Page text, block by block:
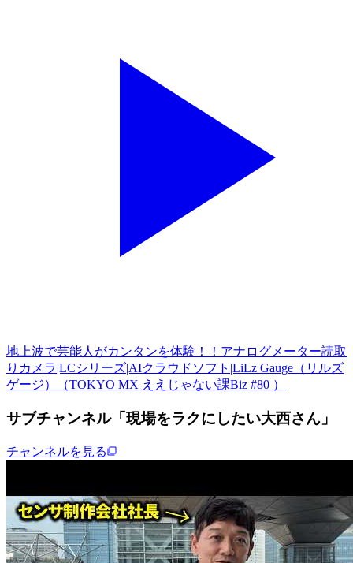
地上波で芸能人がカンタンを体験！！アナログメーター読取
りカメラ|LCシリーズ|AIクラウドソフト|LiLz Gauge（リルズ
ゲージ）（TOKYO MX ええじゃない課Biz #80 ）
サブチャンネル「現場をラクにしたい大西さん」
チャンネルを見る